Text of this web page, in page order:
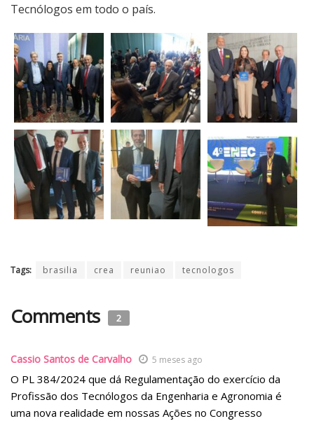
Tecnólogos em todo o país.
Tags: brasilia crea reuniao tecnologos
Comments 2
Cassio Santos de Carvalho 5 meses ago
O PL 384/2024 que dá Regulamentação do exercício da
Profissão dos Tecnólogos da Engenharia e Agronomia é
uma nova realidade em nossas Ações no Congresso